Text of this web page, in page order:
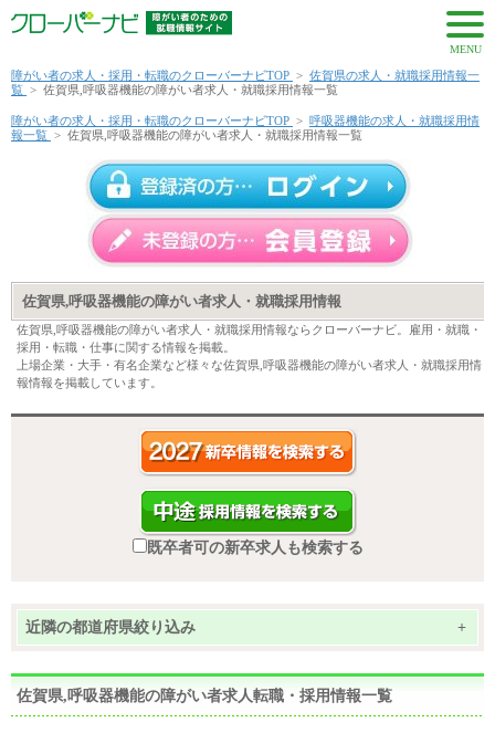
MENU
障がい者の求人・採用・転職のクローバーナビTOP > 佐賀県の求人・就職採用情報一
覧 > 佐賀県,呼吸器機能の障がい者求人・就職採用情報一覧
障がい者の求人・採用・転職のクローバーナビTOP > 呼吸器機能の求人・就職採用情
報一覧 > 佐賀県,呼吸器機能の障がい者求人・就職採用情報一覧
佐賀県,呼吸器機能の障がい者求人・就職採用情報
佐賀県,呼吸器機能の障がい者求人・就職採用情報ならクローバーナビ。雇用・就職・
採用・転職・仕事に関する情報を掲載。
上場企業・大手・有名企業など様々な佐賀県,呼吸器機能の障がい者求人・就職採用情
報情報を掲載しています。
既卒者可の新卒求人も検索する
近隣の都道府県絞り込み +
佐賀県,呼吸器機能の障がい者求人転職・採用情報一覧